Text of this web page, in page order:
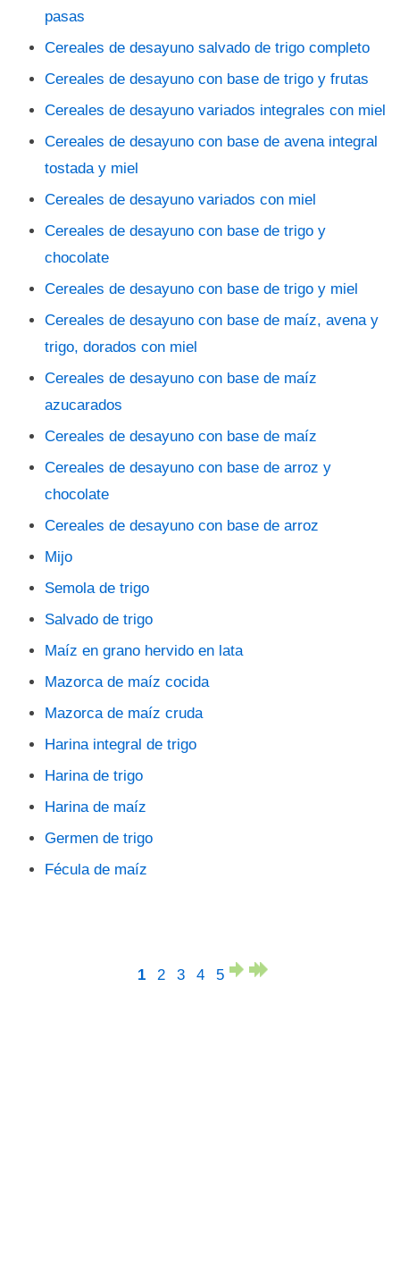
pasas
Cereales de desayuno salvado de trigo completo
Cereales de desayuno con base de trigo y frutas
Cereales de desayuno variados integrales con miel
Cereales de desayuno con base de avena integral
tostada y miel
Cereales de desayuno variados con miel
Cereales de desayuno con base de trigo y
chocolate
Cereales de desayuno con base de trigo y miel
Cereales de desayuno con base de maíz, avena y
trigo, dorados con miel
Cereales de desayuno con base de maíz
azucarados
Cereales de desayuno con base de maíz
Cereales de desayuno con base de arroz y
chocolate
Cereales de desayuno con base de arroz
Mijo
Semola de trigo
Salvado de trigo
Maíz en grano hervido en lata
Mazorca de maíz cocida
Mazorca de maíz cruda
Harina integral de trigo
Harina de trigo
Harina de maíz
Germen de trigo
Fécula de maíz
1 2 3 4 5